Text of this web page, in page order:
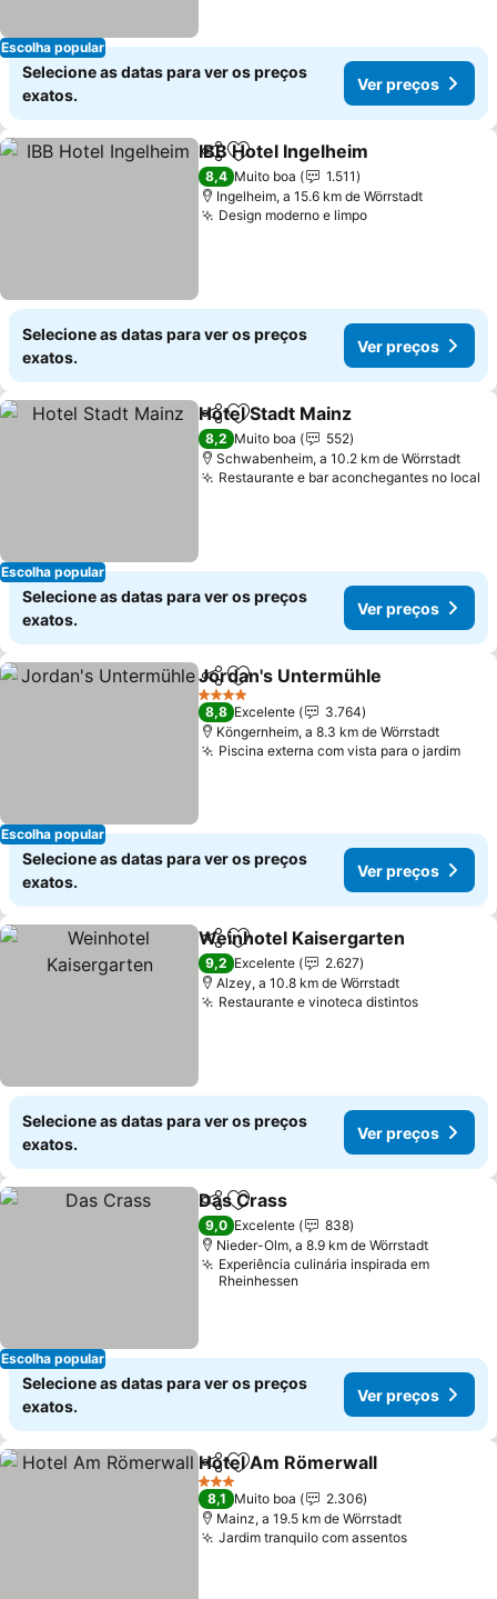
Escolha popular
Selecione as datas para ver os preços
exatos.
Ver preços
PartilharAdicionar aos favoritos
IBB Hotel Ingelheim
8,4 Muito boa
1.511
Ingelheim, a 15.6 km de Wörrstadt
Design moderno e limpoVer preços
Selecione as datas para ver os preços
exatos.
Ver preços
Escolha popular
PartilharAdicionar aos favoritos
Hotel Stadt Mainz
8,2 Muito boa
552
Schwabenheim, a 10.2 km de Wörrstadt
Restaurante e bar aconchegantes no local
Selecione as datas para ver os preços
exatos.
Ver preços
Escolha popular
PartilharAdicionar aos favoritos
Jordan's Untermühle
4 Estrelas
8,8 Excelente
3.764
Köngernheim, a 8.3 km de Wörrstadt
Piscina externa com vista para o jardimVer
Selecione as datas para ver os preços
exatos.
Ver preços
PartilharAdicionar aos favoritos
Weinhotel Kaisergarten
9,2 Excelente
2.627
Alzey, a 10.8 km de Wörrstadt
Restaurante e vinoteca distintosVer
Selecione as datas para ver os preços
exatos.
Ver preços
Escolha popular
PartilharAdicionar aos favoritos
Das Crass
9,0 Excelente
838
Nieder-Olm, a 8.9 km de Wörrstadt
Experiência culinária inspirada em
Rheinhessen
Selecione as datas para ver os preços
exatos.
Ver preços
PartilharAdicionar aos favoritos
Hotel Am Römerwall
3 Estrelas
8,1 Muito boa
2.306
Mainz, a 19.5 km de Wörrstadt
Jardim tranquilo com assentosVer preços